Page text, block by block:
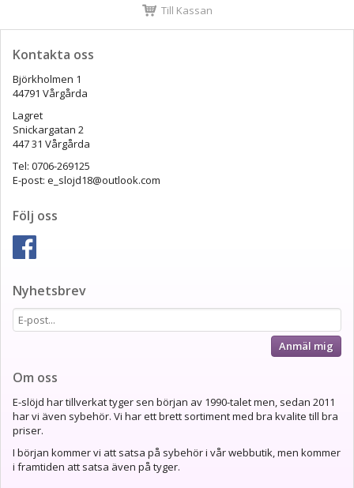
Till Kassan
Kontakta oss
Björkholmen 1
44791 Vårgårda
Lagret
Snickargatan 2
447 31 Vårgårda
Tel: 0706-269125
E-post: e_slojd18@outlook.com
Följ oss
Nyhetsbrev
Anmäl mig
Om oss
E-slöjd har tillverkat tyger sen början av 1990-talet men, sedan 2011
har vi även sybehör. Vi har ett brett sortiment med bra kvalite till bra
priser.
I början kommer vi att satsa på sybehör i vår webbutik, men kommer
i framtiden att satsa även på tyger.